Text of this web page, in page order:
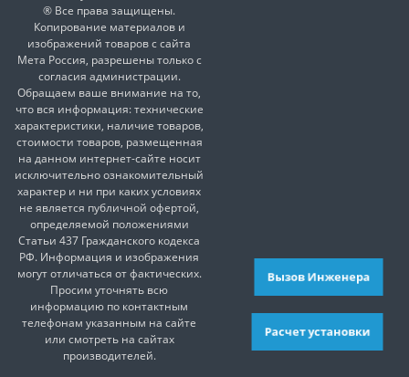
® Все права защищены.
Копирование материалов и
изображений товаров с сайта
Мета Россия, разрешены только с
согласия администрации.
Обращаем ваше внимание на то,
что вся информация: технические
характеристики, наличие товаров,
стоимости товаров, размещенная
на данном интернет-сайте носит
исключительно ознакомительный
характер и ни при каких условиях
не является публичной офертой,
определяемой положениями
Статьи 437 Гражданского кодекса
РФ. Информация и изображения
могут отличаться от фактических.
Просим уточнять всю
информацию по контактным
телефонам указанным на сайте
или смотреть на сайтах
производителей.
Расчет установки
Вызов Инженера